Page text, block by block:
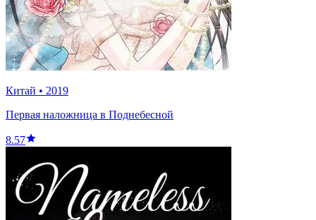
Китай • 2019
Первая наложница в Поднебесной
8.57